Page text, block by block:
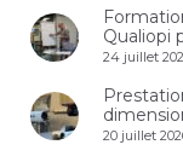
Qualiopi
24 juillet
20 juillet